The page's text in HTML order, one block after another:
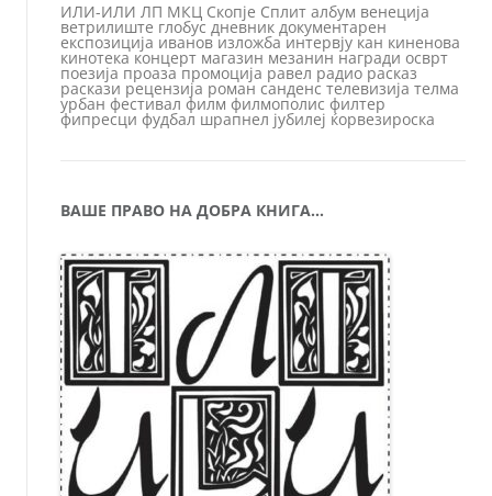
ИЛИ-ИЛИ ЛП МКЦ Скопје Сплит албум венеција
ветрилиште глобус дневник документарен
експозиција иванов изложба интервју кан киненова
кинотека концерт магазин мезанин награди осврт
поезија проаза промоција равел радио расказ
раскази рецензија роман санденс телевизија телма
урбан фестивал филм филмополис филтер
фипресци фудбал шрапнел јубилеј ќорвезироска
ВАШЕ ПРАВО НА ДОБРА КНИГА…